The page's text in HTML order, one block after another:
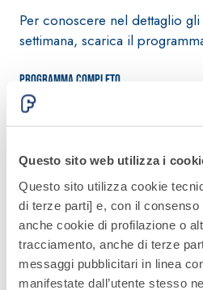
Questo sito web utilizza i
Questo sito utilizza cookie
di terze parti] e, con il consenso
anche cookie di profilazione o
tracciamento, anche di terze
messaggi pubblicitari in linea
manifestate dall’utente stesso
Per conoscere nel dettaglio
settimana, scarica il
Programma completo
26-06-09 Cameroni S.p.a.
26-06-09 Idrocentro S.p.a.
26-06-11 Edil Viola S.r.l.